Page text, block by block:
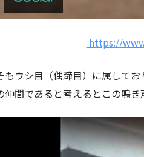
https://
もウシ目（偶蹄目）に属して
仲間であると考えるとこの鳴き